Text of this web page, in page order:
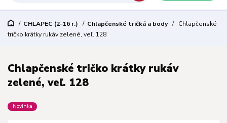
CHLAPEC (2-16 r.) Chlapčenské tričká a body
Chlapčenské
tričko krátky rukáv zelené, veľ. 128
Chlapčenské tričko krátky rukáv
zelené, veľ. 128
Novinka